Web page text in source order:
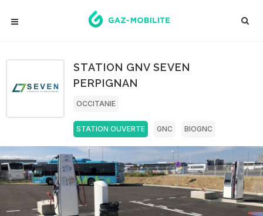
STATION GNV SEVEN
PERPIGNAN
OCCITANIE
STATION OUVERTE GNC BIOGNC